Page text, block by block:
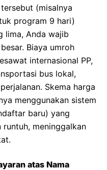
(misalnya
program 9 hari)
lima, Anda wajib
Biaya umroh
internasional PP,
bus lokal,
Skema harga
menggunakan sistem
baru) yang
meninggalkan
atas Nama